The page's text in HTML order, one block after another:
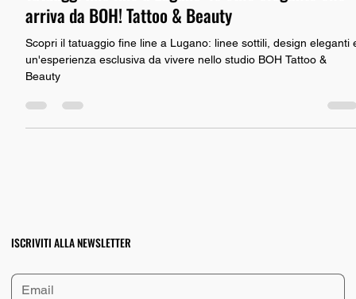
Tatuaggi fine line a Lugano: lo stile elegante che
arriva da BOH! Tattoo & Beauty
Scopri il tatuaggio fine line a Lugano: linee sottili, design eleganti
un'esperienza esclusiva da vivere nello studio BOH Tattoo &